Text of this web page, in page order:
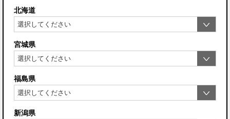
北海道
宮城県
福島県
新潟県